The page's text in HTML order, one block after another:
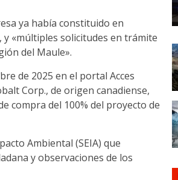
ya había constituido en
y «múltiples solicitudes en trámite
del Maule».
de 2025 en el portal Acces
Corp., de origen canadiense,
compra del 100% del proyecto de
Ambiental (SEIA) que
y observaciones de los